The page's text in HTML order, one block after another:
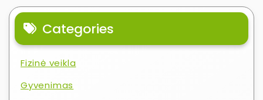
Categories
Fizinė veikla
Gyvenimas